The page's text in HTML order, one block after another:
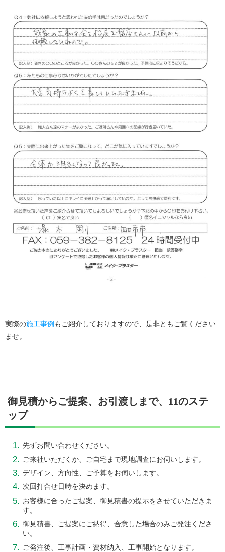
実際の施工事例 もご紹介しておりますので、是非ともご覧ください
ませ。
御見積からご提案、お引渡しまで、11のステ
ップ
先ずお問い合わせください。
ご来社いただくか、ご自宅まで現地調査にお伺いします。
デザイン、方向性、ご予算をお伺いします。
次回打合せ日時を決めます。
お客様に合ったご提案、御見積書の提示をさせていただきま
す。
御見積書、ご提案にご納得、 合意した場合のみご発注くださ
い。
ご発注後、工事計画・資材納入、工事開始となります。